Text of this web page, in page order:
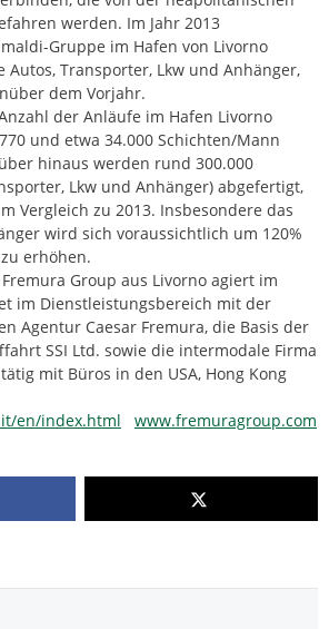
werden. Im Jahr 2013
Gruppe im Hafen von Livorno
Autos, Transporter, Lkw und Anhänger,
dem Vorjahr.
der Anläufe im Hafen Livorno
und etwa 34.000 Schichten/Mann
hinaus werden rund 300.000
Lkw und Anhänger) abgefertigt,
Vergleich zu 2013. Insbesondere das
wird sich voraussichtlich um 120%
erhöhen.
Group aus Livorno agiert im
im Dienstleistungsbereich mit der
Agentur Caesar Fremura, die Basis der
SSI Ltd. sowie die intermodale Firma
mit Büros in den USA, Hong Kong
en/index.html
www.fremuragroup.com